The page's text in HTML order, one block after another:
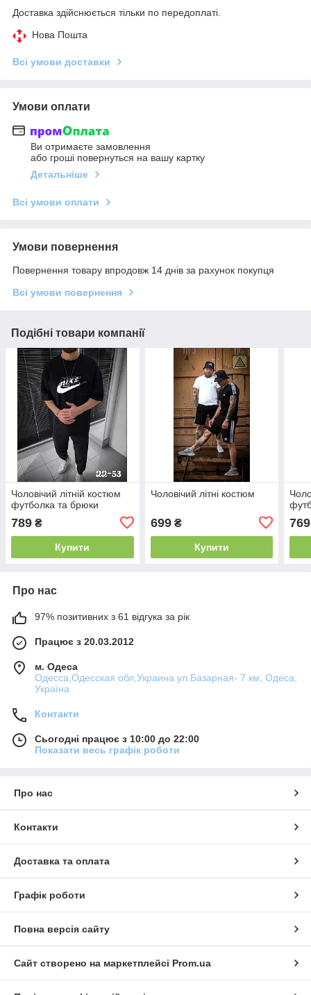
Доставка здійснюється тільки по передоплаті.
Нова Пошта
Всі умови доставки
Умови оплати
Ви отримаєте замовлення
або гроші повернуться на вашу картку
Детальніше
Всі умови оплати
Умови повернення
Повернення товару впродовж 14 днів за рахунок покупця
Всі умови повернення
Подібні товари компанії
Чоловічий літній костюм
футболка та брюки
789 ₴
Купити
Чоловічий літні костюм
699₴
Купити
769
Про нас
97% позитивних з 61 відгука за рік
Працює з 20.03.2012
м. Одеса
Одесса,Одесская обл,Украина ул.Базарная- 7 км, Одеса,
Україна
Контакти
Сьогодні працює з 10:00 до 22:00
Показати весь графік роботи
Про нас
Контакти
Доставка та оплата
Графік роботи
Повна версія сайту
Сайт створено на маркетплейсі Prom.ua